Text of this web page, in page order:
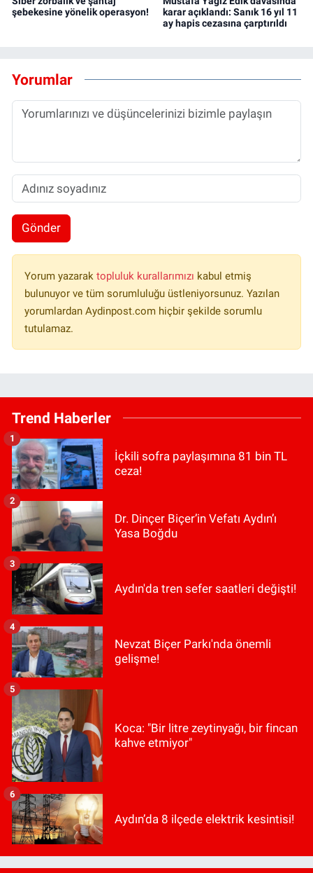
şebekesine yönelik operasyon!
karar açıklandı: Sanık 16 yıl 11
ay hapis cezasına çarptırıldı
Yorumlar
Gönder
Yorum yazarak topluluk kurallarımızı kabul etmiş
bulunuyor ve tüm sorumluluğu üstleniyorsunuz. Yazılan
yorumlardan Aydinpost.com hiçbir şekilde sorumlu
tutulamaz.
Trend Haberler
İçkili sofra paylaşımına 81 bin TL
ceza!
1
Dr. Dinçer Biçer’in Vefatı Aydın’ı
Yasa Boğdu
2
Aydın'da tren sefer saatleri değişti!
3
Nevzat Biçer Parkı'nda önemli
gelişme!
4
Koca: "Bir litre zeytinyağı, bir fincan
kahve etmiyor"
5
Aydın’da 8 ilçede elektrik kesintisi!
6